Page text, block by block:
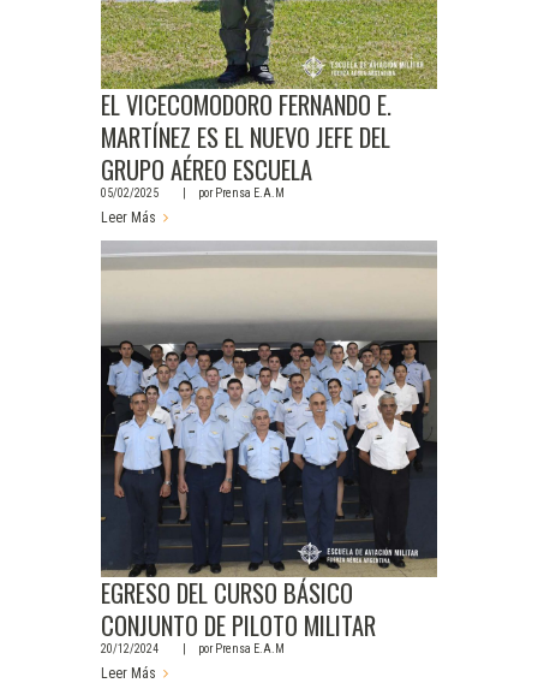
EL VICECOMODORO FERNANDO E.
MARTÍNEZ ES EL NUEVO JEFE DEL
GRUPO AÉREO ESCUELA
05/02/2025 porPrensa E.A.M
Leer Más
EGRESO DEL CURSO BÁSICO
CONJUNTO DE PILOTO MILITAR
20/12/2024 porPrensa E.A.M
Leer Más